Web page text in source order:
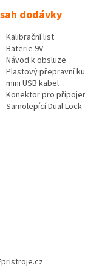
dodávky
Kalibrační list
Baterie 9V
Návod k obsluze
Plastový přepravní
mini USB kabel
Konektor pro
Samolepící Dual Lock